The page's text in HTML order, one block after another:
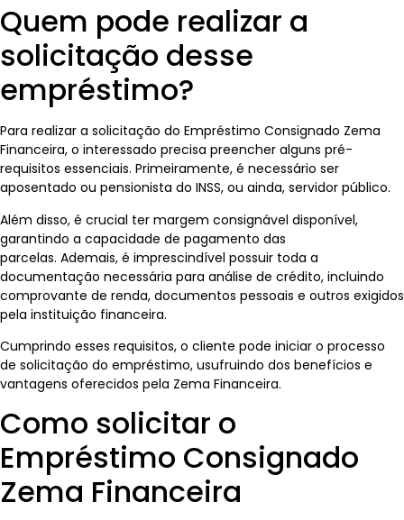
Quem pode realizar a
solicitação desse
empréstimo?
Para realizar a solicitação do Empréstimo Consignado Zema
Financeira, o interessado precisa preencher alguns pré-
requisitos essenciais. Primeiramente, é necessário ser
aposentado ou pensionista do INSS, ou ainda, servidor público.
Além disso, é crucial ter margem consignável disponível,
garantindo a capacidade de pagamento das
parcelas. Ademais, é imprescindível possuir toda a
documentação necessária para análise de crédito, incluindo
comprovante de renda, documentos pessoais e outros exigidos
pela instituição financeira.
Cumprindo esses requisitos, o cliente pode iniciar o processo
de solicitação do empréstimo, usufruindo dos benefícios e
vantagens oferecidos pela Zema Financeira.
Como solicitar o
Empréstimo Consignado
Zema Financeira